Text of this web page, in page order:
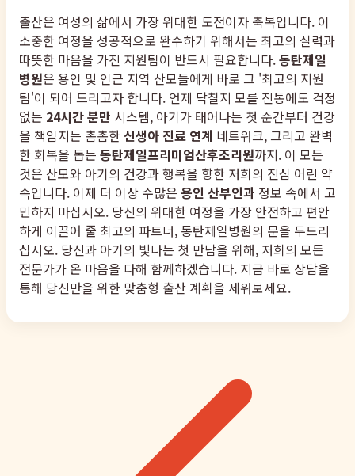
출산은 여성의 삶에서 가장 위대한 도전이자 축복입니다. 이
소중한 여정을 성공적으로 완수하기 위해서는 최고의 실력과
따뜻한 마음을 가진 지원팀이 반드시 필요합니다.동탄제일
병원은 용인 및 인근 지역 산모들에게 바로 그 '최고의 지원
팀'이 되어 드리고자 합니다. 언제 닥칠지 모를 진통에도 걱정
없는 24시간 분만 시스템, 아기가 태어나는 첫 순간부터 건강
을 책임지는 촘촘한신생아 진료 연계 네트워크, 그리고 완벽
한 회복을 돕는 동탄제일프리미엄산후조리원까지. 이 모든
것은 산모와 아기의 건강과 행복을 향한 저희의 진심 어린 약
속입니다. 이제 더 이상 수많은 용인 산부인과 정보 속에서 고
민하지 마십시오. 당신의 위대한 여정을 가장 안전하고 편안
하게 이끌어 줄 최고의 파트너, 동탄제일병원의 문을 두드리
십시오. 당신과 아기의 빛나는 첫 만남을 위해, 저희의 모든
전문가가 온 마음을 다해 함께하겠습니다. 지금 바로 상담을
통해 당신만을 위한 맞춤형 출산 계획을 세워보세요.